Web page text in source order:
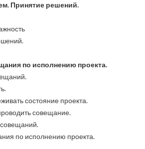
Принятие решений.
по исполнению проекта.
состояние проекта.
совещание.
по исполнению проекта.